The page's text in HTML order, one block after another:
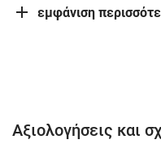
εμφάνιση
Αξιολογήσεις και